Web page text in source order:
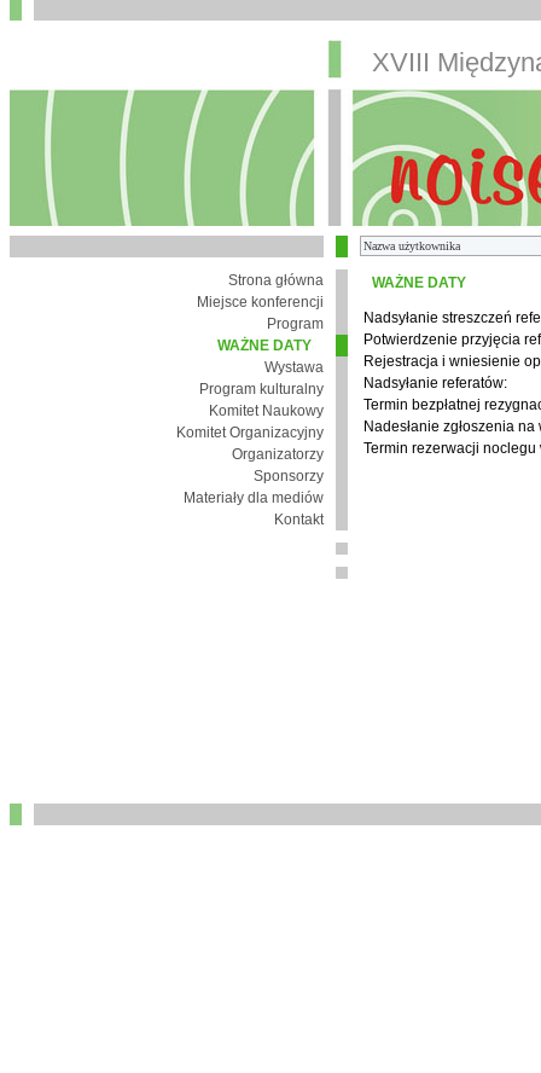
XVIII
Strona główna
Miejsce konferencji
Program
WAŻNE DATY
Wystawa
Program kulturalny
Komitet Naukowy
Komitet Organizacyjny
Organizatorzy
Sponsorzy
Materiały dla mediów
Kontakt
WAŻNE DATY
Nadsyłanie streszczeń
Potwierdzenie przyjęcia
Rejestracja i wniesienie
Nadsyłanie referatów:
Termin bezpłatnej
Nadesłanie zgłoszenia na
Termin rezerwacji